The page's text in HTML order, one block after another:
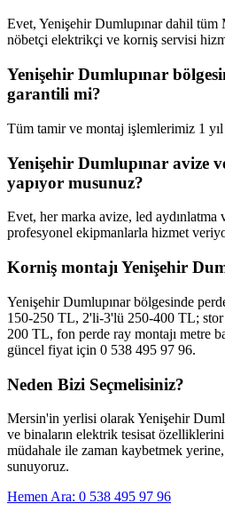
Evet, Yenişehir Dumlupınar dahil tüm
nöbetçi elektrikçi ve korniş servisi
Yenişehir Dumlupınar
garantili mi?
Tüm tamir ve montaj işlemlerimiz 1
Yenişehir Dumlupınar avize
yapıyor musunuz?
Evet, her marka avize, led
profesyonel ekipmanlarla hizmet
Korniş montajı Yenişehir
Yenişehir Dumlupınar bölgesinde
150-250 TL, 2'li-3'lü 250-400 TL; stor
200 TL, fon perde ray montajı metre
güncel fiyat için 0 538 495 97 96.
Neden Bizi Seçmelisiniz?
Mersin'in yerlisi olarakYenişehir
ve binaların elektrik tesisat
müdahale ile zaman kaybetmek yerine,
sunuyoruz.
Hemen Ara: 0 538 495 97 96